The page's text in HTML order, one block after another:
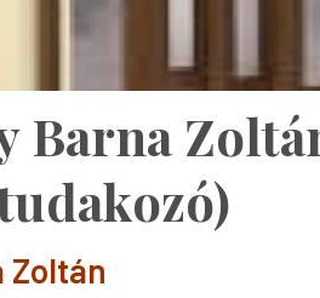
Barna
Zoltán